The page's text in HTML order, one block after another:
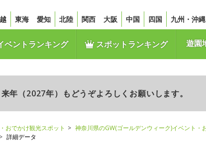
東海 愛知 北陸 関西 大阪 中国 四国 九州・沖縄
ベントランキング スポットランキング 遊園
年（2027年）もどうぞよろしくお願いします。
おでかけ観光スポット
神奈川県のGW(ゴールデンウィーク)イベント・
詳細データ